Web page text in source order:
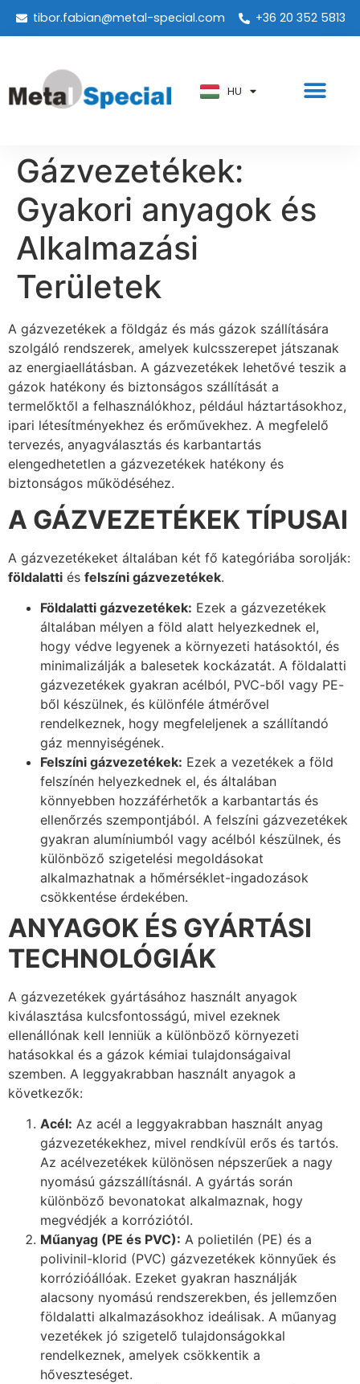
tibor.fabian@metal-special.com +36 20 352 5813
HU
PT
AR
Gázvezetékek:
Gyakori anyagok és
Alkalmazási
Területek
A gázvezetékek a földgáz és más gázok szállítására
szolgáló rendszerek, amelyek kulcsszerepet játszanak
az energiaellátásban. A gázvezetékek lehetővé teszik a
gázok hatékony és biztonságos szállítását a
termelőktől a felhasználókhoz, például háztartásokhoz,
ipari létesítményekhez és erőművekhez. A megfelelő
tervezés, anyagválasztás és karbantartás
elengedhetetlen a gázvezetékek hatékony és
biztonságos működéséhez.
A GÁZVEZETÉKEK TÍPUSAI
A gázvezetékeket általában két fő kategóriába sorolják:
földalatti és felszíni gázvezetékek.
Földalatti gázvezetékek: Ezek a gázvezetékek
általában mélyen a föld alatt helyezkednek el,
hogy védve legyenek a környezeti hatásoktól, és
minimalizálják a balesetek kockázatát. A földalatti
gázvezetékek gyakran acélból, PVC-ből vagy PE-
ből készülnek, és különféle átmérővel
rendelkeznek, hogy megfeleljenek a szállítandó
gáz mennyiségének.
Felszíni gázvezetékek: Ezek a vezetékek a föld
felszínén helyezkednek el, és általában
könnyebben hozzáférhetők a karbantartás és
ellenőrzés szempontjából. A felszíni gázvezetékek
gyakran alumíniumból vagy acélból készülnek, és
különböző szigetelési megoldásokat
alkalmazhatnak a hőmérséklet-ingadozások
csökkentése érdekében.
ANYAGOK ÉS GYÁRTÁSI
TECHNOLÓGIÁK
A gázvezetékek gyártásához használt anyagok
kiválasztása kulcsfontosságú, mivel ezeknek
ellenállónak kell lenniük a különböző környezeti
hatásokkal és a gázok kémiai tulajdonságaival
szemben. A leggyakrabban használt anyagok a
következők:
Acél: Az acél a leggyakrabban használt anyag
gázvezetékekhez, mivel rendkívül erős és tartós.
Az acélvezetékek különösen népszerűek a nagy
nyomású gázszállításnál. A gyártás során
különböző bevonatokat alkalmaznak, hogy
megvédjék a korróziótól.
Műanyag (PE és PVC): A polietilén (PE) és a
polivinil-klorid (PVC) gázvezetékek könnyűek és
korrózióállóak. Ezeket gyakran használják
alacsony nyomású rendszerekben, és jellemzően
földalatti alkalmazásokhoz ideálisak. A műanyag
vezetékek jó szigetelő tulajdonságokkal
rendelkeznek, amelyek csökkentik a
hőveszteséget.